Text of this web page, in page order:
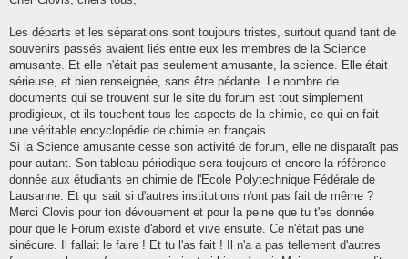
g
Les départs et les séparations sont toujours tristes, surtout quand tant de
souvenirs passés avaient liés entre eux les membres de la Science
amusante. Et elle n'était pas seulement amusante, la science. Elle était
sérieuse, et bien renseignée, sans être pédante. Le nombre de
documents qui se trouvent sur le site du forum est tout simplement
prodigieux, et ils touchent tous les aspects de la chimie, ce qui en fait
une véritable encyclopédie de chimie en français.
Si la Science amusante cesse son activité de forum, elle ne disparaît pas
pour autant. Son tableau périodique sera toujours et encore la référence
donnée aux étudiants en chimie de l'Ecole Polytechnique Fédérale de
Lausanne. Et qui sait si d'autres institutions n'ont pas fait de même ?
Merci Clovis pour ton dévouement et pour la peine que tu t'es donnée
pour que le Forum existe d'abord et vive ensuite. Ce n'était pas une
sinécure. Il fallait le faire ! Et tu l'as fait ! Il n'a a pas tellement d'autres